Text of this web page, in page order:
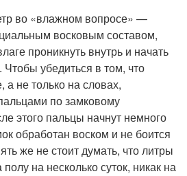
во «влажном вопросе» —
восковым составом,
проникнуть внутрь и начать
убедиться в том, что
а не только на словах,
по замковому
этого пальцы начнут немного
обработан воском и не боится
же не стоит думать, что литры
на несколько суток, никак на